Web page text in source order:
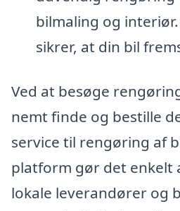
bilmaling og
sikrer, at din bil
Ved at besøge
nemt finde og bestille
service til rengøring af
platform gør det enkelt
lokale leverandører og